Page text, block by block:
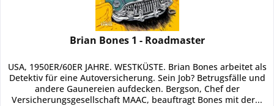
Brian Bones 1 - Roadmaster
USA, 1950ER/60ER JAHRE. WESTKÜSTE. Brian Bones arbeitet als
Detektiv für eine Autoversicherung. Sein Job? Betrugsfälle und
andere Gaunereien aufdecken. Bergson, Chef der
Versicherungsgesellschaft MAAC, beauftragt Bones mit der...